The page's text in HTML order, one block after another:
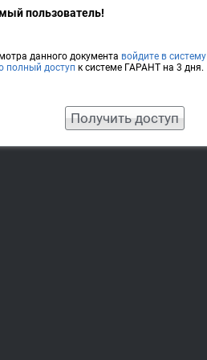
пользователь!
данного документа войдите в систему
полный доступ к системе ГАРАНТ на 3 дня.
Получить доступ